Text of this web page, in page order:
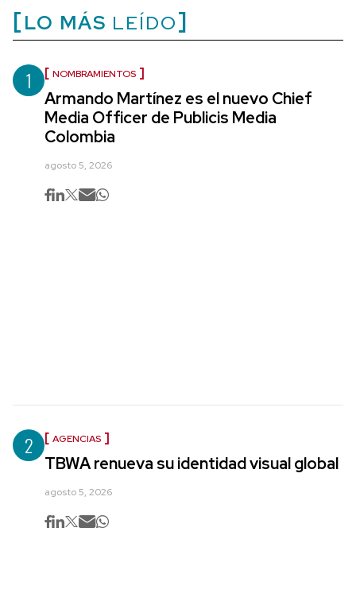
LO MÁS LEÍDO
1 NOMBRAMIENTOS
Armando Martínez es el nuevo Chief
Media Officer de Publicis Media
Colombia
agosto 5, 2026
2 AGENCIAS
TBWA renueva su identidad visual global
agosto 5, 2026